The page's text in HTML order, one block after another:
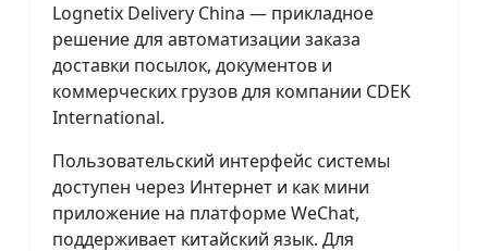
Lognetix Delivery China — прикладное
решение для автоматизации заказа
доставки посылок, документов и
коммерческих грузов для компании CDEK
International.
Пользовательский интерфейс системы
доступен через Интернет и как мини
приложение на платформе WeChat,
поддерживает китайский язык. Для